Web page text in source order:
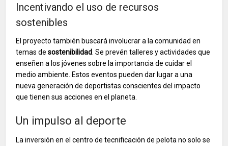
Incentivando el uso de recursos
sostenibles
El proyecto también buscará involucrar a la comunidad en
temas desostenibilidad . Se prevén talleres y actividades que
enseñen a los jóvenes sobre la importancia de cuidar el
medio ambiente. Estos eventos pueden dar lugar a una
nueva generación de deportistas conscientes del impacto
que tienen sus acciones en el planeta.
Un impulso al deporte
La inversión en el centro de tecnificación de pelota no solo se